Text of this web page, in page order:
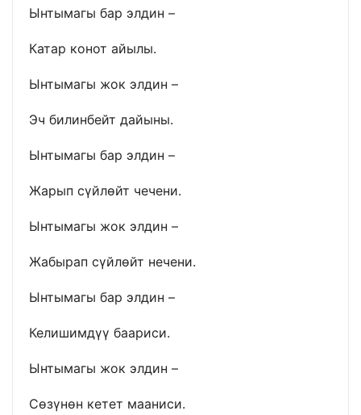
Ынтымагы бар элдин –
Катар конот айылы.
Ынтымагы жок элдин –
Эч билинбейт дайыны.
Ынтымагы бар элдин –
Жарып сүйлөйт чечени.
Ынтымагы жок элдин –
Жабырап сүйлөйт нечени.
Ынтымагы бар элдин –
Келишимдүү баариси.
Ынтымагы жок элдин –
Сөзүнөн кетет мааниси.